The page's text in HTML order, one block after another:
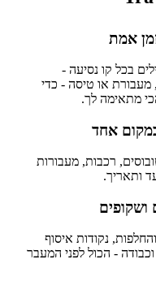
אמת
בכל קו נסיעה -
מעבורת או טיסה - כדי
מתאימה לך.
אחד
רכבות, מעבורות
ותאריך.
ושקופים
נקודות איסוף
וכבודה - הכול לפני המעבר